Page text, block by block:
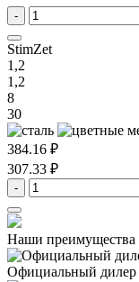
-
StimZet
1,2
1,2
8
30
384.16 ₽
307.33 ₽
-
Наши преимущества
Официальный дилер